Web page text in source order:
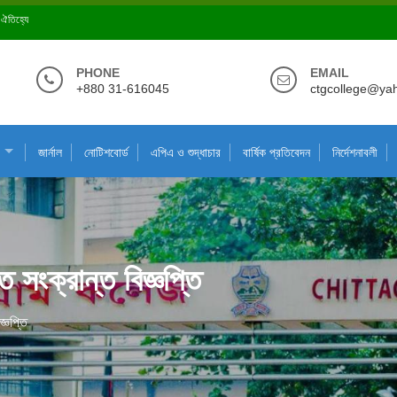
ঐতিহ্যে
PHONE
+880 31-616045
EMAIL
জার্নাল নোটিশবোর্ড এপিএ ও শুদ্ধাচার বার্ষিক প্রতিবেদন নির্দেশনাবলী
সংক্রান্ত বিজ্ঞপ্তি